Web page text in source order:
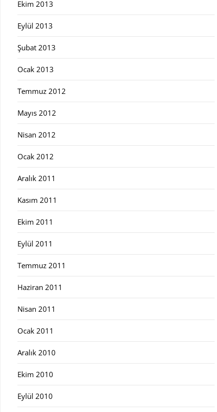
Ekim 2013
Eylül 2013
Şubat 2013
Ocak 2013
Temmuz 2012
Mayıs 2012
Nisan 2012
Ocak 2012
Aralık 2011
Kasım 2011
Ekim 2011
Eylül 2011
Temmuz 2011
Haziran 2011
Nisan 2011
Ocak 2011
Aralık 2010
Ekim 2010
Eylül 2010